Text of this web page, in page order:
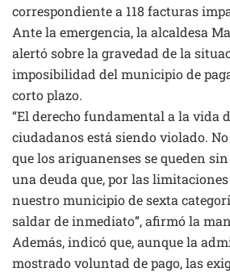
correspondiente a 118 facturas
Ante la emergencia, la alcaldesa
alertó sobre la gravedad de la
imposibilidad del municipio de
corto plazo.
“El derecho fundamental a la vida
ciudadanos está siendo violado.
que los ariguanenses se queden
una deuda que, por las
nuestro municipio de sexta
saldar de inmediato”, afirmó la
Además, indicó que, aunque la
mostrado voluntad de pago, las